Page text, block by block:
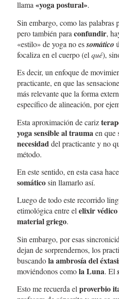
llama«yoga postural».
Sin embargo, como las palabras
pero también para confundir,
«estilo» de yoga no essomático
focaliza en el cuerpo (el qué),
Es decir, un enfoque de
practicante, en que las
más relevante que la forma
específico de alineación, por
Esta aproximación de cariz
yoga sensible al trauma en que
necesidad del practicante y no
método.
En este sentido, en esta casa
somáticosin llamarlo así.
Luego de todo este recorrido
etimológica entre elelixir védico
material griego.
Sin embargo, por esas
dejan de sorprendernos, los
buscandola ambrosía del
moviéndonos comola Luna. El
Esto me recuerda el proverbio